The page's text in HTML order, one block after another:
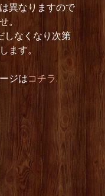
異なりますので
。
しなくなり次第
ます。
ジはコチラ.